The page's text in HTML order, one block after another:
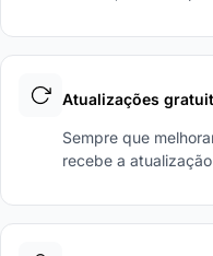
Atualizações
Sempre que
recebe a